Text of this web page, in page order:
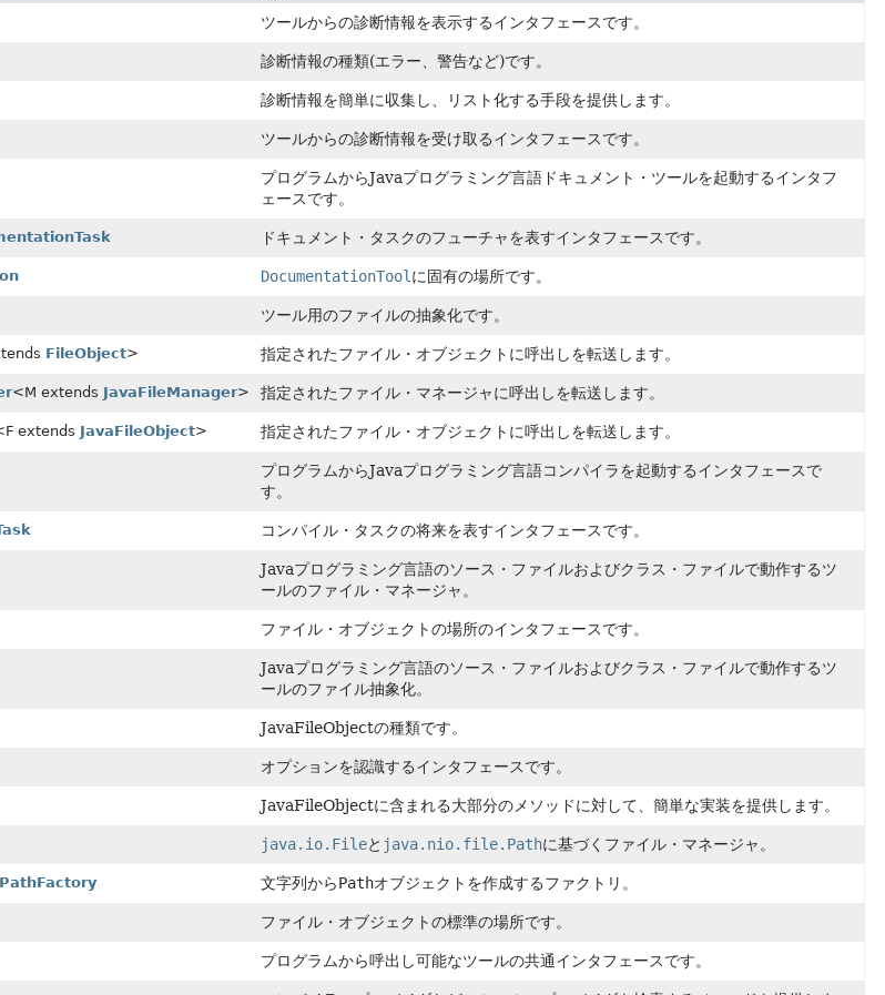
ツールからの診断情報を表示するインタフェースです。
診断情報の種類(エラー、警告など)です。
診断情報を簡単に収集し、リスト化する手段を提供します。
ツールからの診断情報を受け取るインタフェースです。
プログラムからJavaプログラミング言語ドキュメント・ツールを起動するインタフ
ェースです。
ドキュメント・タスクのフューチャを表すインタフェースです。
DocumentationTool に固有の場所です。
ツール用のファイルの抽象化です。
FileObject> 指定されたファイル・オブジェクトに呼出しを転送します。
<M extends JavaFileManager> 指定されたファイル・マネージャに呼出しを転送します。
extends JavaFileObject> 指定されたファイル・オブジェクトに呼出しを転送します。
プログラムからJavaプログラミング言語コンパイラを起動するインタフェースで
す。
コンパイル・タスクの将来を表すインタフェースです。
Javaプログラミング言語のソース・ファイルおよびクラス・ファイルで動作するツ
ールのファイル・マネージャ。
ファイル・オブジェクトの場所のインタフェースです。
Javaプログラミング言語のソース・ファイルおよびクラス・ファイルで動作するツ
ールのファイル抽象化。
JavaFileObjectの種類です。
オプションを認識するインタフェースです。
JavaFileObjectに含まれる大部分のメソッドに対して、簡単な実装を提供します。
java.io.Fileと java.nio.file.Pathに基づくファイル・マネージャ。
文字列からPathオブジェクトを作成するファクトリ。
ファイル・オブジェクトの標準の場所です。
プログラムから呼出し可能なツールの共通インタフェースです。